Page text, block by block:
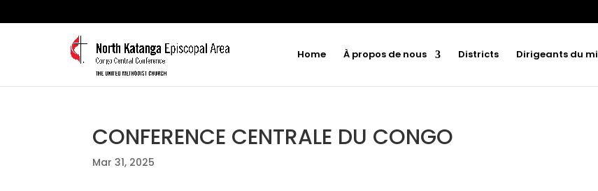
Home À propos de nous Districts Dirigeants du
CONFERENCE CENTRALE DU CONGO
Mar 31, 2025